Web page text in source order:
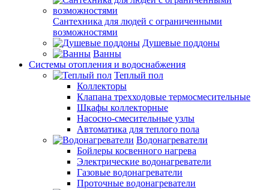
Сантехника для людей с ограниченными
возможностями
Душевые поддоны
Ванны
Системы отопления и водоснабжения
Теплый пол
Коллекторы
Клапана трехходовые термосмесительные
Шкафы коллекторные
Насосно-смесительные узлы
Автоматика для теплого пола
Водонагреватели
Бойлеры косвенного нагрева
Электрические водонагреватели
Газовые водонагреватели
Проточные водонагреватели